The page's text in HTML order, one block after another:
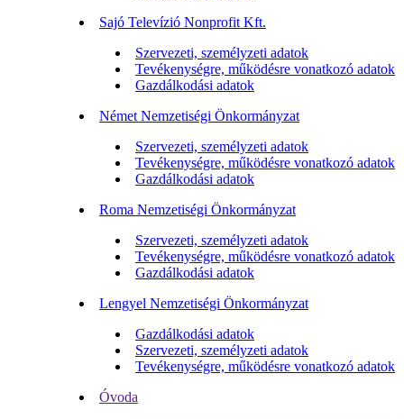
Sajó Televízió Nonprofit Kft.
Szervezeti, személyzeti adatok
Tevékenységre, működésre vonatkozó adatok
Gazdálkodási adatok
Német Nemzetiségi Önkormányzat
Szervezeti, személyzeti adatok
Tevékenységre, működésre vonatkozó adatok
Gazdálkodási adatok
Roma Nemzetiségi Önkormányzat
Szervezeti, személyzeti adatok
Tevékenységre, működésre vonatkozó adatok
Gazdálkodási adatok
Lengyel Nemzetiségi Önkormányzat
Gazdálkodási adatok
Szervezeti, személyzeti adatok
Tevékenységre, működésre vonatkozó adatok
Óvoda